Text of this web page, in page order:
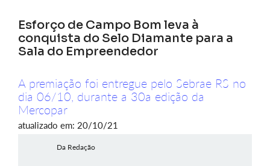
Esforço de Campo Bom leva à
conquista do Selo Diamante para a
Sala do Empreendedor
A premiação foi entregue pelo Sebrae RS no
dia 06/10, durante a 30a edição da
Mercopar
atualizado em: 20/10/21
Da Redação